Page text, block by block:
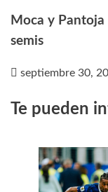
Moca y
semis
septiembre 30,
Te pueden